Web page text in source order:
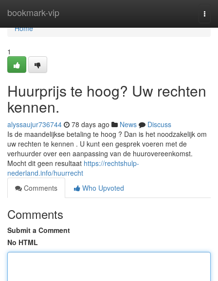
bookmark-vip
Home
Home
1
Huurprijs te hoog? Uw rechten
kennen.
alyssaujur736744 78 days ago News
Discuss
Is de maandelijkse betaling te hoog ? Dan is het noodzakelijk om
uw rechten te kennen . U kunt een gesprek voeren met de
verhuurder over een aanpassing van de huurovereenkomst.
Mocht dit geen resultaat https://rechtshulp-
nederland.info/huurrecht
Comments
Who Upvoted
Comments
Submit a Comment
No HTML